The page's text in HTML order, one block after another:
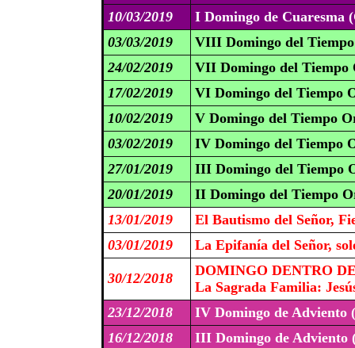
10/03/2019
I Domingo de Cuaresma
03/03/2019
VIII Domingo del
24/02/2019
VII Domingo del Tiempo
17/02/2019
VI Domingo del Tiempo
10/02/2019
V Domingo del Tiempo
03/02/2019
IV Domingo del Tiempo
27/01/2019
III Domingo del Tiempo
20/01/2019
II Domingo del Tiempo
13/01/2019
El Bautismo del Señor,
03/01/2019
La Epifanía del Señor,
30/12/2018
DOMINGO DENTRO
La Sagrada Familia:
23/12/2018
IV Domingo de Adviento
16/12/2018
III Domingo de Adviento